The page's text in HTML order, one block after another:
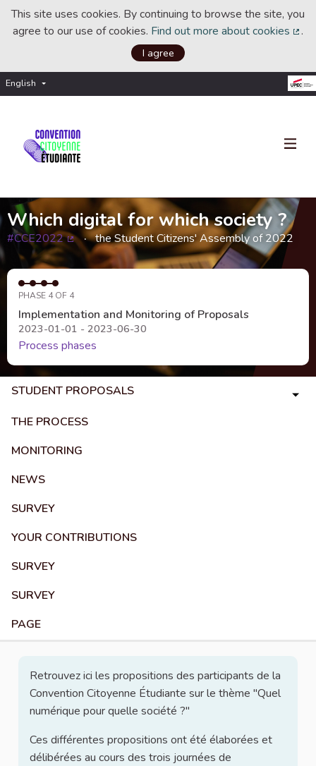
This site uses cookies. By continuing to browse the site, you
agree to our use of cookies. Find out more about cookies .
I agree
English Choisir la langue
Which digital for which society ?
#CCE2022
(External link)
the Student Citizens' Assembly of 2022
PHASE 4 OF 4
Implementation and Monitoring of Proposals
2023-01-01 - 2023-06-30
Process phases
STUDENT PROPOSALS
THE PROCESS
MONITORING
NEWS
SURVEY
YOUR CONTRIBUTIONS
SURVEY
SURVEY
PAGE
Retrouvez ici les propositions des participants de la
Convention Citoyenne Étudiante sur le thème "Quel
numérique pour quelle société ?"
Ces différentes propositions ont été élaborées et
délibérées au cours des trois journées de